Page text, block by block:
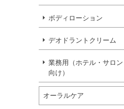
ボディローション
デオドラントクリーム
業務用（ホテル・サロ
向け）
オーラルケア